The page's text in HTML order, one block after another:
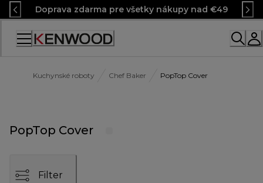
Skip
to
Content
Doprava zdarma pre všetky nákupy nad €49
Kuchynské roboty Chef Baker PopTop Cover
PopTop Cover
Filter